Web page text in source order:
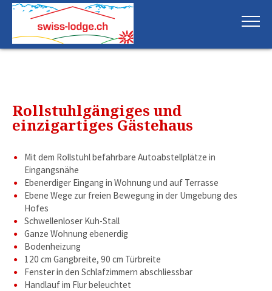
Deprecated: Creation of dynamic property DB::$_arrFileEndings is
deprecated in/home/swisslod/public_html/swiss-
lodge.ch/stationcms/core/class.database.php
Rollstuhlgängiges und
einzigartiges Gästehaus
Mit dem Rollstuhl befahrbare Autoabstellplätze in
Eingangsnähe
Ebenerdiger Eingang in Wohnung und auf Terrasse
Ebene Wege zur freien Bewegung in der Umgebung des
Hofes
Schwellenloser Kuh-Stall
Ganze Wohnung ebenerdig
Bodenheizung
120 cm Gangbreite, 90 cm Türbreite
Fenster in den Schlafzimmern abschliessbar
Handlauf im Flur beleuchtet